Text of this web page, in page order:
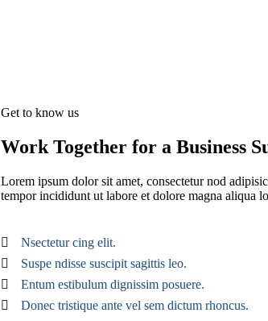
Get to know us
Work Together for a Business
Lorem ipsum dolor sit amet, consectetur nod
tempor incididunt ut labore et dolore magna aliqua
Nsectetur cing elit.
Suspe ndisse suscipit sagittis leo.
Entum estibulum dignissim posuere.
Donec tristique ante vel sem dictum rhoncus.